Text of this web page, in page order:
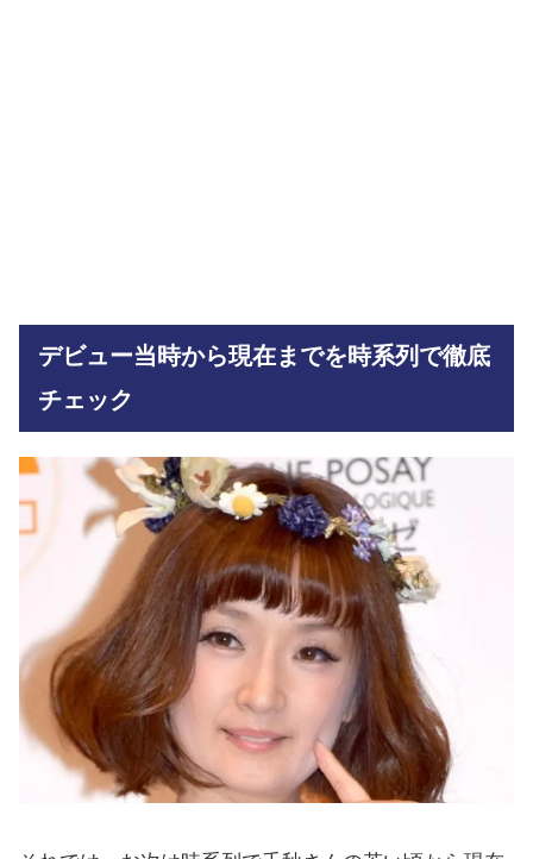
デビュー当時から現在までを時系列で徹底
チェック